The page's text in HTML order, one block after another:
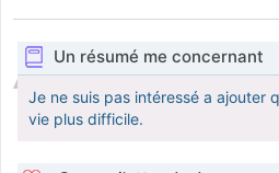
Un résumé me concernant
Je ne suis pas intéressé a ajouter
vie plus difficile.